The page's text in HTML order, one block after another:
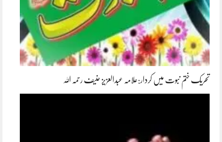
تحریک ختم نبوت میں کردار:علامہ عبدالعزیز حنیف رحمہ اللہ